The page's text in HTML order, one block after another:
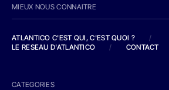
MIEUX NOUS CONNAITRE
ATLANTICO C'EST QUI, C'EST QUOI ?
/
LE RESEAU D'ATLANTICO
/ CONTACT
CATEGORIES